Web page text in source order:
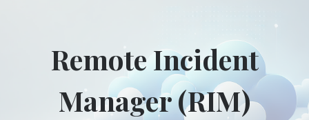
Remote Incident
Manager (RIM)